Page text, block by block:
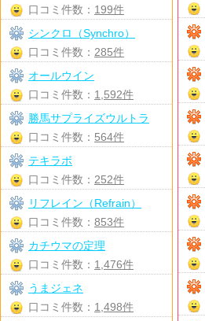
口コミ件数： 199件
シンクロ（Synchro）
口コミ件数： 285件
オールウイン
口コミ件数： 1,592件
勝馬サプライズウルトラ
口コミ件数： 564件
テキラボ
口コミ件数： 252件
リフレイン（Refrain）
口コミ件数： 853件
カチウマの定理
口コミ件数： 1,476件
うまジェネ
口コミ件数： 1,498件